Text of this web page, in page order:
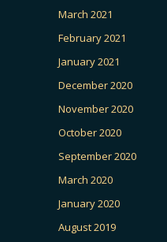
March 2021
February 2021
January 2021
December 2020
November 2020
October 2020
September 2020
March 2020
January 2020
August 2019